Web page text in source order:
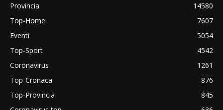
Provincia
14580
Top-Home
7607
Eventi
5054
Top-Sport
4542
Coronavirus
1261
Top-Cronaca
876
Top-Provincia
845